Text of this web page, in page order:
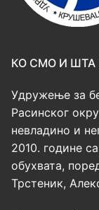
КО СМО И
Удружење за
Расинског
невладино и
2010. године
обухвата,
Трстеник,